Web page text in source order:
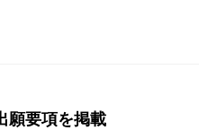
願要項を掲載